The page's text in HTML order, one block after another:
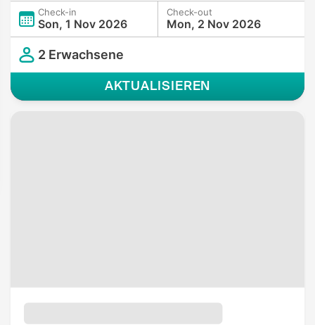
Check-in
Son, 1 Nov 2026
Check-out
Mon, 2 Nov 2026
2 Erwachsene
AKTUALISIEREN